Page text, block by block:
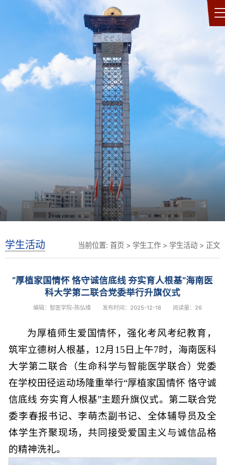
当前位置: 首页 > 学生工作 > 学生活动 > 正文
学生活动
“厚植家国情怀 恪守诚信底线 夯实育人根基”海南医
科大学第二联合党委举行升旗仪式
编辑：智医学院-陈弘维 发布时间：2025-12-18 阅读量： 26
为厚植师生爱国情怀，强化考风考纪教育，
筑牢立德树人根基，12月15日上午7时，海南医科
大学第二联合（生命科学与智能医学联合）党委
在学校田径运动场隆重举行“厚植家国情怀 恪守诚
信底线 夯实育人根基”主题升旗仪式。第二联合党
委李春报书记、李萌杰副书记、全体辅导员及全
体学生齐聚现场，共同接受爱国主义与诚信品格
的精神洗礼。